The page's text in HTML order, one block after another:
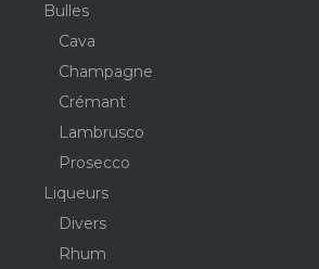
Bulles
Cava
Champagne
Crémant
Lambrusco
Prosecco
Liqueurs
Divers
Rhum